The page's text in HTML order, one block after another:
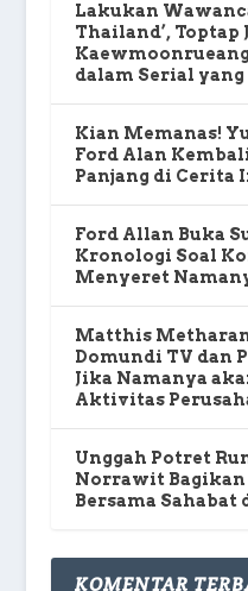
Lakukan
Thailand’,
dalam Serial
Kian Memanas!
Ford Alan
Panjang di Cerita
Ford Allan Buka
Kronologi Soal
Menyeret
Matthis
Domundi TV dan
Jika Namanya
Aktivitas
Unggah Potret
Norrawit Bagikan
Bersama Sahabat
KOMENTAR